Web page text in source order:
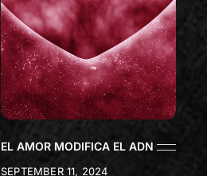
EL AMOR MODIFICA EL ADN
SEPTEMBER 11, 2024